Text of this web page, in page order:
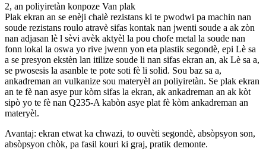
2, an poliyiretàn konpoze Van plak
Plak ekran an se enèji chalè rezistans ki te pwodwi pa machin nan
soude rezistans roulo atravè sifas kontak nan jwenti soude a ak zòn
nan adjasan lè l sèvi avèk aktyèl la pou chofe metal la soude nan
fonn lokal la oswa yo rive jwenn yon eta plastik segondè, epi Lè sa
a se presyon ekstèn lan itilize soude li nan sifas ekran an, ak Lè sa a,
se pwosesis la asanble te pote soti fè li solid. Sou baz sa a,
ankadreman an vulkanize sou materyèl an poliyiretàn. Se plak ekran
an te fè nan asye pur kòm sifas la ekran, ak ankadreman an ak kòt
sipò yo te fè nan Q235-A kabòn asye plat fè kòm ankadreman an
materyèl.
Avantaj: ekran etwat ka chwazi, to ouvèti segondè, absòpsyon son,
absòpsyon chòk, pa fasil kouri ki graj, pratik demonte.